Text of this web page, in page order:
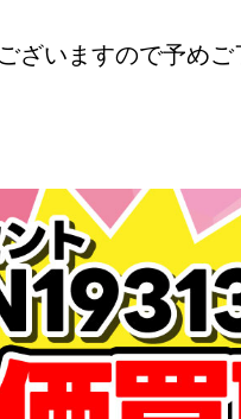
いますので予めご